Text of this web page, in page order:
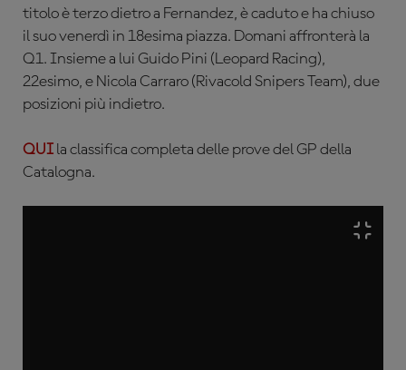
titolo è terzo dietro a Fernandez, è caduto e ha chiuso
il suo venerdì in 18esima piazza. Domani affronterà la
Q1. Insieme a lui Guido Pini (Leopard Racing),
22esimo, e Nicola Carraro (Rivacold Snipers Team), due
posizioni più indietro.
QUI la classifica completa delle prove del GP della
Catalogna.